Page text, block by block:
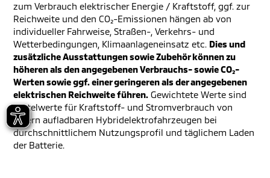
zum Verbrauch elektrischer Energie / Kraftstoff, ggf. zur
Reichweite und den CO₂-Emissionen hängen ab von
individueller Fahrweise, Straßen-, Verkehrs- und
Wetterbedingungen, Klimaanlageneinsatz etc. Dies und
zusätzliche Ausstattungen sowie Zubehör können zu
höheren als den angegebenen Verbrauchs- sowie CO₂-
Werten sowie ggf. einer geringeren als der angegebenen
elektrischen Reichweite führen. Gewichtete Werte sind
Mittelwerte für Kraftstoff- und Stromverbrauch von
extern aufladbaren Hybridelektrofahrzeugen bei
durchschnittlichem Nutzungsprofil und täglichem Laden
der Batterie.